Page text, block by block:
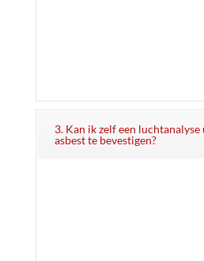
3. Kan ik zelf een
asbest te bevestigen?